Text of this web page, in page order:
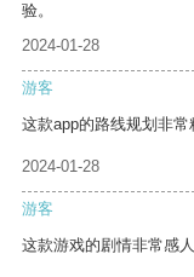
验。
2024-01-28
游客
这款app的路线规划非常
2024-01-28
游客
这款游戏的剧情非常感